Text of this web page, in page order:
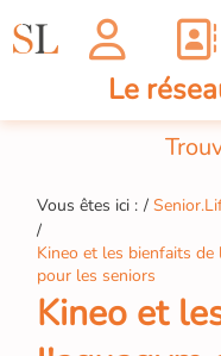
Le
Vous êtes ici :
Kineo et les bienfaits de
pour les seniors
Kineo et